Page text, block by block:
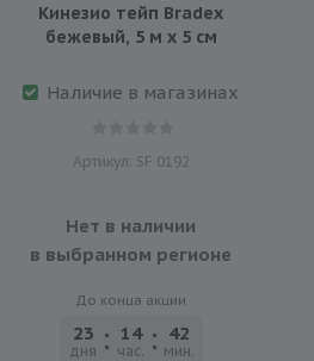
Кинезио тейп Bradex
бежевый, 5 м х 5 см
Наличие в магазинах
Артикул: SF 0192
Нет в наличии
в выбранном регионе
До конца акции
23
дня
14
час.
42
мин.